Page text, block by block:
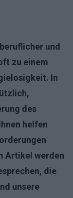
und
zu einem
In
des
helfen
Artikel werden
die
unsere